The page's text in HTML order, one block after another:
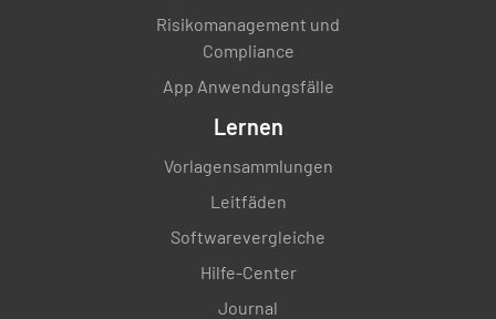
Risikomanagement und
Compliance
App Anwendungsfälle
Lernen
Vorlagensammlungen
Leitfäden
Softwarevergleiche
Hilfe-Center
Journal